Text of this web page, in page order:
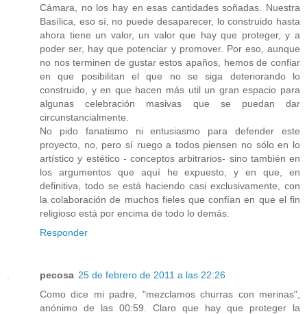
Cámara, no los hay en esas cantidades soñadas. Nuestra
Basílica, eso sí, no puede desaparecer, lo construido hasta
ahora tiene un valor, un valor que hay que proteger, y a
poder ser, hay que potenciar y promover. Por eso, aunque
no nos terminen de gustar estos apaños, hemos de confiar
en que posibilitan el que no se siga deteriorando lo
construido, y en que hacen más util un gran espacio para
algunas celebración masivas que se puedan dar
circunstancialmente.
No pido fanatismo ni entusiasmo para defender este
proyecto, no, pero sí ruego a todos piensen no sólo en lo
artístico y estético - conceptos arbitrarios- sino también en
los argumentos que aquí he expuesto, y en que, en
definitiva, todo se está haciendo casi exclusivamente, con
la colaboración de muchos fieles que confían en que el fin
religioso está por encima de todo lo demás.
Responder
pecosa 25 de febrero de 2011 a las 22:26
Como dice mi padre, "mezclamos churras con merinas",
anónimo de las 00:59. Claro que hay que proteger la